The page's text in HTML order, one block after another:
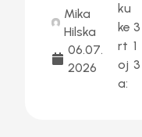
Mika
Hilska
06.07.
2026
ku
ke
rt
oj
a:
3
1
3